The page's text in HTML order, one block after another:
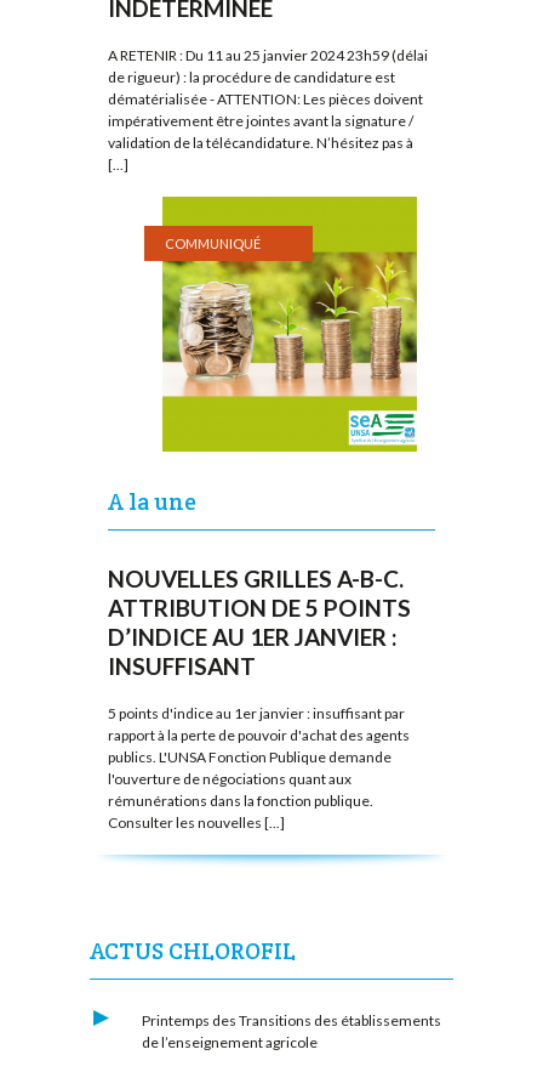
INDÉTERMINÉE
A RETENIR : Du 11 au 25 janvier 2024 23h59 (délai
de rigueur) : la procédure de candidature est
dématérialisée - ATTENTION: Les pièces doivent
impérativement être jointes avant la signature /
validation de la télécandidature. N’hésitez pas à
[...]
COMMUNIQUÉ
A la une
NOUVELLES GRILLES A-B-C.
ATTRIBUTION DE 5 POINTS
D’INDICE AU 1ER JANVIER :
INSUFFISANT
5 points d'indice au 1er janvier : insuffisant par
rapport à la perte de pouvoir d'achat des agents
publics. L'UNSA Fonction Publique demande
l'ouverture de négociations quant aux
rémunérations dans la fonction publique.
Consulter les nouvelles [...]
ACTUS CHLOROFIL
Printemps des Transitions des établissements
de l’enseignement agricole